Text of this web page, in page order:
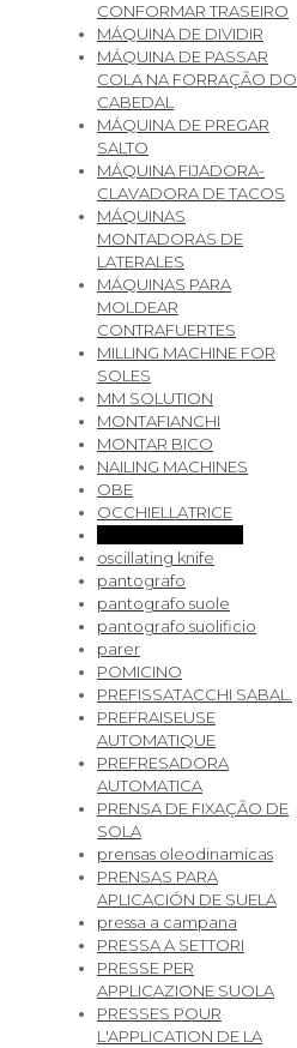
CONFORMAR TRASEIRO
MÁQUINA DE DIVIDIR
MÁQUINA DE PASSAR
COLA NA FORRAÇÃO DO
CABEDAL
MÁQUINA DE PREGAR
SALTO
MÁQUINA FIJADORA-
CLAVADORA DE TACOS
MÁQUINAS
MONTADORAS DE
LATERALES
MÁQUINAS PARA
MOLDEAR
CONTRAFUERTES
MILLING MACHINE FOR
SOLES
MM SOLUTION
MONTAFIANCHI
MONTAR BICO
NAILING MACHINES
OBE
OCCHIELLATRICE
oscillating knife
pantografo
pantografo suole
pantografo suolificio
parer
POMICINO
PREFISSATACCHI SABAL.
PREFRAISEUSE
AUTOMATIQUE
PREFRESADORA
AUTOMATICA
PRENSA DE FIXAÇÃO DE
SOLA
prensas oleodinamicas
PRENSAS PARA
APLICACIÓN DE SUELA
pressa a campana
PRESSA A SETTORI
PRESSE PER
APPLICAZIONE SUOLA
PRESSES POUR
L'APPLICATION DE LA